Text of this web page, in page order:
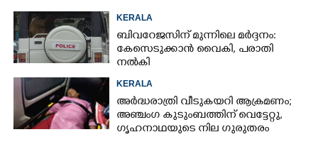
KERALA
ബിവറേജസിന് മുന്നിലെ മർദ്ദനം:
കേസെടുക്കാൻ വൈകി, പരാതി
നൽകി
KERALA
അർദ്ധരാത്രി വീടുകയറി ആക്രമണം;
അഞ്ചംഗ കുടുംബത്തിന് വെട്ടേറ്റു,
ഗൃഹനാഥയുടെ നില ഗുരുതരം